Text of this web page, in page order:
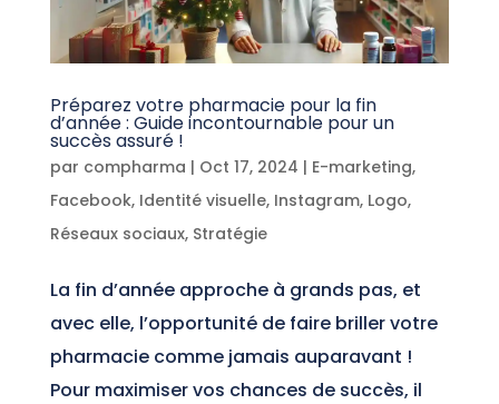
Préparez votre pharmacie pour la fin
d’année : Guide incontournable pour un
succès assuré !
par compharma | Oct 17, 2024 | E-marketing,
Facebook, Identité visuelle, Instagram, Logo,
Réseaux sociaux, Stratégie
La fin d’année approche à grands pas, et
avec elle, l’opportunité de faire briller votre
pharmacie comme jamais auparavant !
Pour maximiser vos chances de succès, il